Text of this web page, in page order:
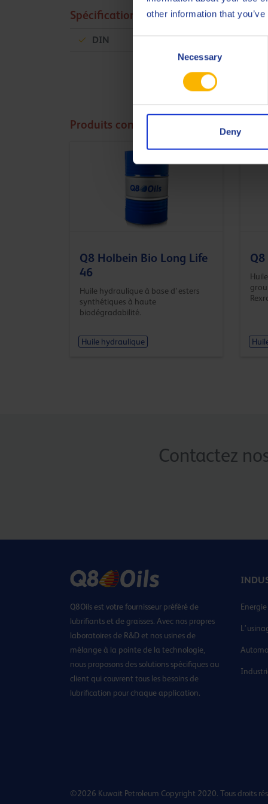
other information that
Necessary
Deny
Spécifications et approbations
DIN
Produits connexes
Q8 Holbein Bio Long Life
46
Huile hydraulique à base d'esters
synthétiques à haute
biodégradabilité.
Huile hydraulique
Contactez
Q8Oils est votre fournisseur préféré de
lubrifiants et de graisses. Avec nos propres
laboratoires de R&D et nos usines de
mélange à la pointe de la technologie,
nous proposons des solutions spécifiques au
client qui couvrent tous les besoins de
lubrification pour chaque application.
Energie
©2026 Kuwait Petroleum Copyright 2020. Tous droits